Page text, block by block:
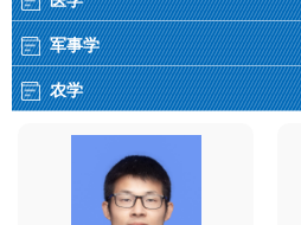
军事学
农学